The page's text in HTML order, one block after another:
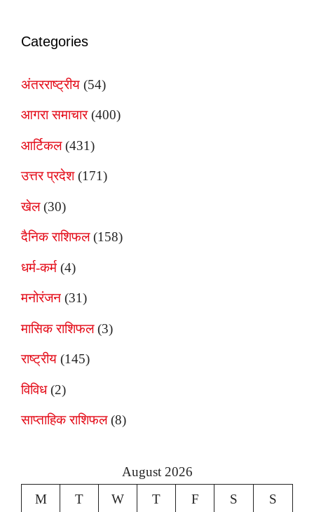
Categories
अंतरराष्ट्रीय (54)
आगरा समाचार(400)
आर्टिकल(431)
उत्तर प्रदेश(171)
खेल(30)
दैनिक राशिफल(158)
धर्म-कर्म (4)
मनोरंजन (31)
मासिक राशिफल(3)
राष्ट्रीय (145)
विविध(2)
साप्ताहिक राशिफल(8)
August 2026
M
T W T F S S